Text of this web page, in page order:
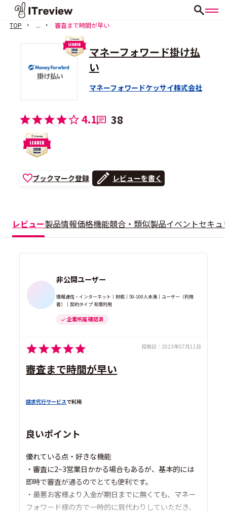
TOP ... 審査まで時間が早い
マネーフォワード掛け払
い
マネーフォワードケッサイ株式会社
4.1 38
ブックマーク登録 レビューを書く
レビュー製品情報価格機能競合・類似製品イベントセキュ
非公開ユーザー
情報通信・インターネット｜財務｜50-100人未満｜ユーザー（利用
者）｜契約タイプ 有償利用
企業所属 確認済
投稿日： 2023年07月11日
審査まで時間が早い
請求代行サービスで利用
良いポイント
優れている点・好きな機能
・審査に2~3営業日かかる場合もあるが、基本的には
即時で審査が通るのでとても便利です。
・最悪お客様より入金が期日までに無くても、マネー
フォワード様の方で一時的に肩代わりしていただき、